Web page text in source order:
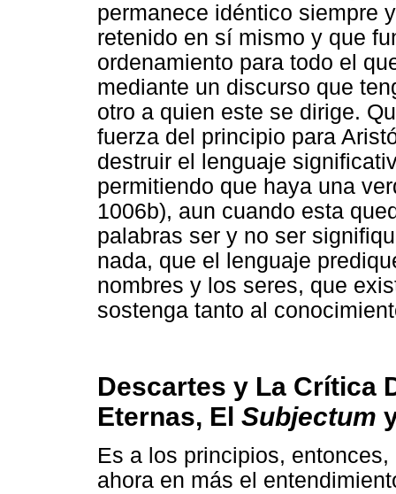
permanece idéntico siempre
retenido en sí mismo y que
ordenamiento para todo el
mediante un discurso que
otro a quien este se dirige.
fuerza del principio para
destruir el lenguaje
permitiendo que haya una
1006b), aun cuando esta
palabras ser y no ser
nada, que el lenguaje
nombres y los seres, que
sostenga tanto al
Descartes y La Crítica
Eternas, El Subjectum
Es a los principios,
ahora en más el